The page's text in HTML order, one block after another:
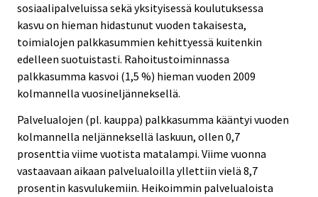
sosiaalipalveluissa sekä yksityisessä koulutuksessa
kasvu on hieman hidastunut vuoden takaisesta,
toimialojen palkkasummien kehittyessä kuitenkin
edelleen suotuistasti. Rahoitustoiminnassa
palkkasumma kasvoi (1,5 %) hieman vuoden 2009
kolmannella vuosineljänneksellä.
Palvelualojen (pl. kauppa) palkkasumma kääntyi vuoden
kolmannella neljänneksellä laskuun, ollen 0,7
prosenttia viime vuotista matalampi. Viime vuonna
vastaavaan aikaan palvelualoilla yllettiin vielä 8,7
prosentin kasvulukemiin. Heikoimmin palvelualoista